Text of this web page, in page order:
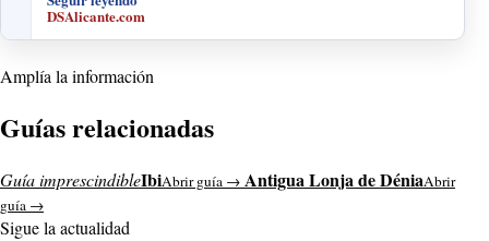
DSAlicante.com
Amplía la información
Guías relacionadas
Guía imprescindibleIbiAbrir guía → Antigua Lonja de DéniaAbrir
guía →
Sigue la actualidad